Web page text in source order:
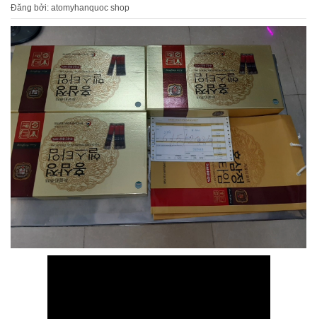
Đăng bởi: atomyhanquoc shop